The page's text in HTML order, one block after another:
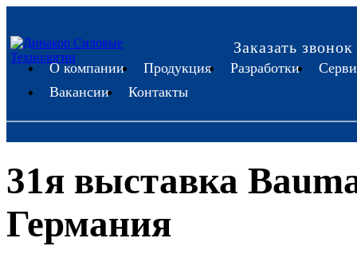
Заказать звонок
О компании Продукция Разработки
Вакансии
Контакты
31я выставка
Германия